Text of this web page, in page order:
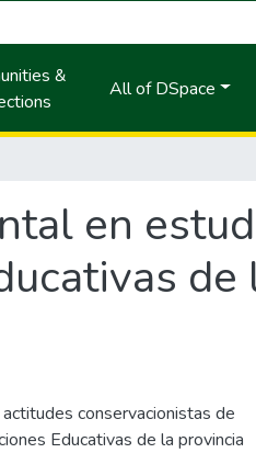
&
All of DSpace
en
de
conservacionistas de
Educativas de la provincia